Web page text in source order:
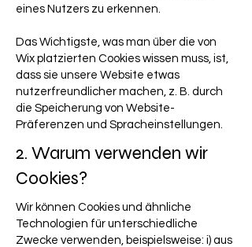
eines Nutzers zu erkennen.
Das Wichtigste, was man über die von
Wix platzierten Cookies wissen muss, ist,
dass sie unsere Website etwas
nutzerfreundlicher machen, z. B. durch
die Speicherung von Website-
Präferenzen und Spracheinstellungen.
2. Warum verwenden wir
Cookies?
Wir können Cookies und ähnliche
Technologien für unterschiedliche
Zwecke verwenden, beispielsweise: i) aus